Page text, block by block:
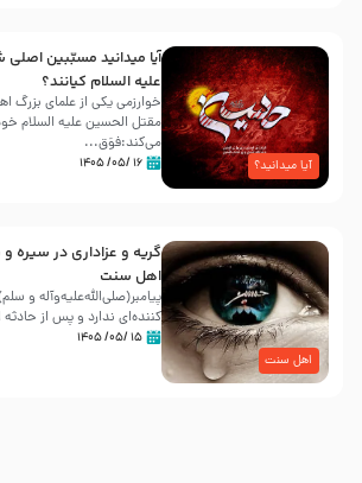
آیا میدانید؟
آیا میدانید مسبّبین
علیه ‌السلام کیانند؟
خوارزمی یکی از علمای
مقتل الحسین علیه ‌السلام
می‌کند:فوَق...
۱۶ /۰۵/ ۱۴۰۵
اهل سنت
گریه و عزاداری در سیره و
اهل سنت
پیامبر(صلی‌الله‌علیه‌وآله و
کننده‌ای ندارد و پس از
۱۵ /۰۵/ ۱۴۰۵